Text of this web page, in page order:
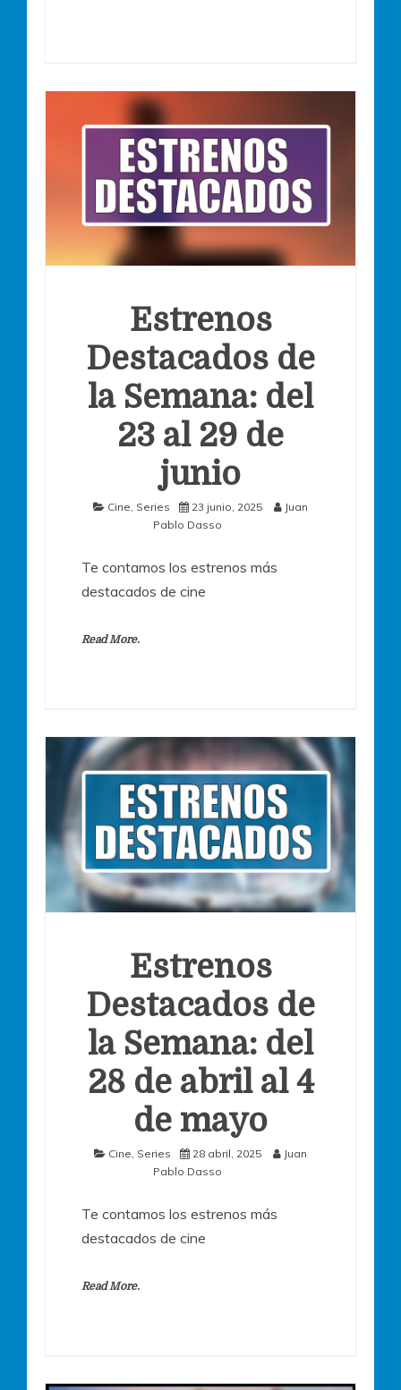
Estrenos
Destacados de
la Semana: del
23 al 29 de
junio
Cine, Series 23 junio, 2025
Juan
Pablo Dasso
Te contamos los estrenos más
destacados de cine
Read More.
Estrenos
Destacados de
la Semana: del
28 de abril al 4
de mayo
Cine Series 28 abril, 2025
Juan
Pablo Dasso
Te contamos los estrenos más
destacados de cine
Read More.